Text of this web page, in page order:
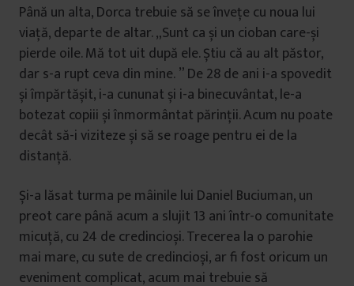
Până un alta, Dorca trebuie să se învețe cu noua lui
viață, departe de altar. „Sunt ca și un cioban care-și
pierde oile. Mă tot uit după ele. Știu că au alt păstor,
dar s-a rupt ceva din mine. ” De 28 de ani i-a spovedit
și împărtășit, i-a cununat și i-a binecuvântat, le-a
botezat copiii și înmormântat părinții. Acum nu poate
decât să-i viziteze și să se roage pentru ei de la
distanță.
Și-a lăsat turma pe mâinile lui Daniel Buciuman, un
preot care până acum a slujit 13 ani într-o comunitate
micuță, cu 24 de credincioși. Trecerea la o parohie
mai mare, cu sute de credincioși, ar fi fost oricum un
eveniment complicat, acum mai trebuie să